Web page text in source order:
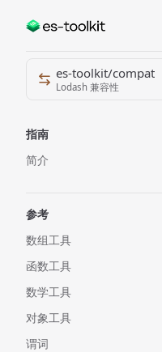
Skip to content
Sidebar Navigation
es-toolkit/compat
Lodash 兼容性
指南
简介
参考
数组工具
函数工具
数学工具
对象工具
谓词